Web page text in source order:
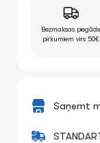
Bezmaksas piegāde
pirkumiem virs 50€
Saņemt